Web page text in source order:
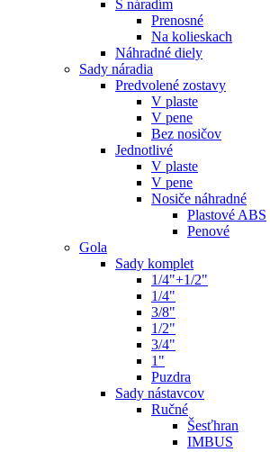
S náradím
Prenosné
Na kolieskach
Náhradné diely
Sady náradia
Predvolené zostavy
V plaste
V pene
Bez nosičov
Jednotlivé
V plaste
V pene
Nosiče náhradné
Plastové ABS
Penové
Gola
Sady komplet
1/4"+1/2"
1/4"
3/8"
1/2"
3/4"
1"
Puzdra
Sady nástavcov
Ručné
Šesťhran
IMBUS